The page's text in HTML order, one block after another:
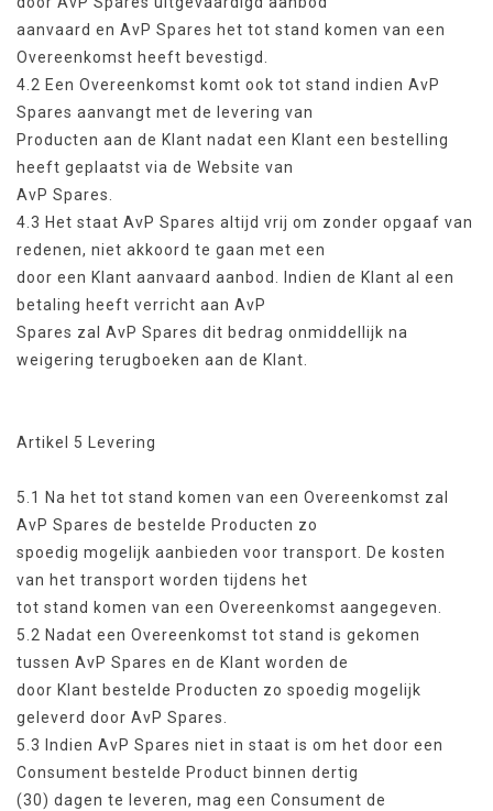
aanvaard en AvP Spares het tot stand komen van een
Overeenkomst heeft bevestigd.
4.2 Een Overeenkomst komt ook tot stand indien AvP
Spares aanvangt met de levering van
Producten aan de Klant nadat een Klant een bestelling
heeft geplaatst via de Website van
AvP Spares.
4.3 Het staat AvP Spares altijd vrij om zonder opgaaf van
redenen, niet akkoord te gaan met een
door een Klant aanvaard aanbod. Indien de Klant al een
betaling heeft verricht aan AvP
Spares zal AvP Spares dit bedrag onmiddellijk na
weigering terugboeken aan de Klant.
Artikel 5 Levering
5.1 Na het tot stand komen van een Overeenkomst zal
AvP Spares de bestelde Producten zo
spoedig mogelijk aanbieden voor transport. De kosten
van het transport worden tijdens het
tot stand komen van een Overeenkomst aangegeven.
5.2 Nadat een Overeenkomst tot stand is gekomen
tussen AvP Spares en de Klant worden de
door Klant bestelde Producten zo spoedig mogelijk
geleverd door AvP Spares.
5.3 Indien AvP Spares niet in staat is om het door een
Consument bestelde Product binnen dertig
(30) dagen te leveren, mag een Consument de